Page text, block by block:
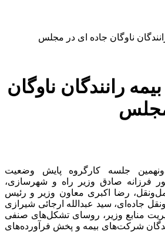
ناوگان جاده ای در مجلس
رانندگان ناوگان
جلسه کارگروه پایش وضعیت
فرزانه صادق وزیر راه و شهرسازی،
رضا اکبری معاون وزیر و رئیس
جاده‌ای، سید عبدالله ارجائی شیرازی
منابع وزیر، روسای تشکل‌های صنفی
شرکت‌های بیمه و پخش فرآورده‌های